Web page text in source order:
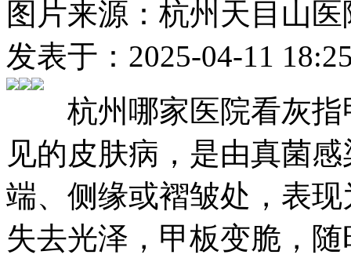
图片来源：杭州天目山
发表于：2025-04-11
杭州哪家医院看灰指
见的皮肤病，是由真菌
端、侧缘或褶皱处，表
失去光泽，甲板变脆，